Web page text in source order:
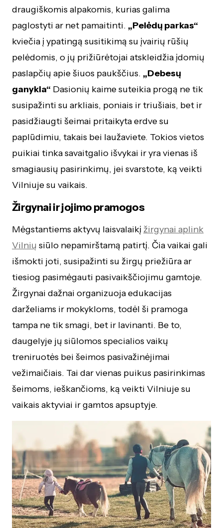
draugiškomis alpakomis, kurias galima
paglostyti ar net pamaitinti. „Pelėdų parkas“
kviečia į ypatingą susitikimą su įvairių rūšių
pelėdomis, o jų prižiūrėtojai atskleidžia įdomių
paslapčių apie šiuos paukščius. „Debesų
ganykla“ Dasionių kaime suteikia progą ne tik
susipažinti su arkliais, poniais ir triušiais, bet ir
pasidžiaugti šeimai pritaikyta erdve su
paplūdimiu, takais bei laužaviete. Tokios vietos
puikiai tinka savaitgalio išvykai ir yra vienas iš
smagiausių pasirinkimų, jei svarstote, ką veikti
Vilniuje su vaikais.
Žirgynai ir jojimo pramogos
Mėgstantiems aktyvų laisvalaikį žirgynai aplink
Vilnių siūlo nepamirštamą patirtį. Čia vaikai gali
išmokti joti, susipažinti su žirgų priežiūra ar
tiesiog pasimėgauti pasivaikščiojimu gamtoje.
Žirgynai dažnai organizuoja edukacijas
darželiams ir mokykloms, todėl ši pramoga
tampa ne tik smagi, bet ir lavinanti. Be to,
daugelyje jų siūlomos specialios vaikų
treniruotės bei šeimos pasivažinėjimai
vežimaičiais. Tai dar vienas puikus pasirinkimas
šeimoms, ieškančioms, ką veikti Vilniuje su
vaikais aktyviai ir gamtos apsuptyje.